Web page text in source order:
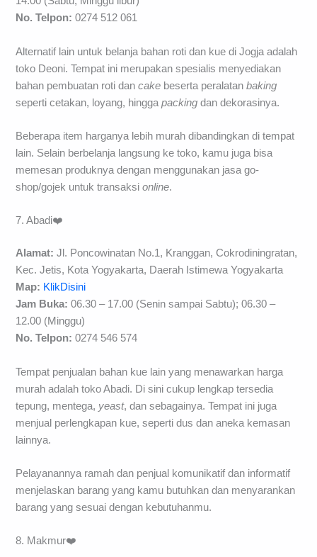
No. Telpon: 0274 512 061
Alternatif lain untuk belanja bahan roti dan kue di Jogja adalah
toko Deoni. Tempat ini merupakan spesialis menyediakan
bahan pembuatan roti dancake beserta peralatanbaking
seperti cetakan, loyang, hinggapacking dan dekorasinya.
Beberapa item harganya lebih murah dibandingkan di tempat
lain. Selain berbelanja langsung ke toko, kamu juga bisa
memesan produknya dengan menggunakan jasa go-
shop/gojek untuk transaksionline.
7. Abadi❤️
Alamat: Jl. Poncowinatan No.1, Kranggan, Cokrodiningratan,
Kec. Jetis, Kota Yogyakarta, Daerah Istimewa Yogyakarta
Map: KlikDisini
Jam Buka: 06.30 – 17.00 (Senin sampai Sabtu); 06.30 –
12.00 (Minggu)
No. Telpon: 0274 546 574
Tempat penjualan bahan kue lain yang menawarkan harga
murah adalah toko Abadi. Di sini cukup lengkap tersedia
tepung, mentega, yeast, dan sebagainya. Tempat ini juga
menjual perlengkapan kue, seperti dus dan aneka kemasan
lainnya.
Pelayanannya ramah dan penjual komunikatif dan informatif
menjelaskan barang yang kamu butuhkan dan menyarankan
barang yang sesuai dengan kebutuhanmu.
8. Makmur❤️